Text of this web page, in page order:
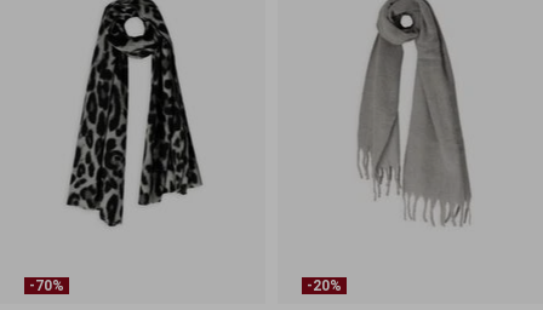
-70% -20%